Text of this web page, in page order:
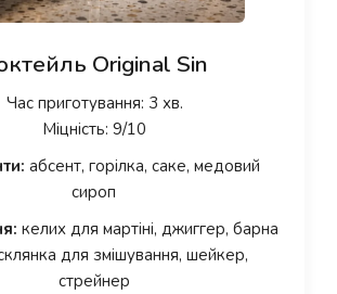
Original Sin
Час приготування: 3 хв.
Міцність: 9/10
абсент, горілка, саке, медовий
сироп
келих для мартіні, джиггер, барна
для змішування, шейкер,
стрейнер